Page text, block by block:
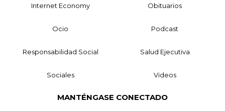
Internet Economy Obituarios
Ocio Podcast
Responsabilidad Social Salud Ejecutiva
Sociales Videos
MANTÉNGASE CONECTADO